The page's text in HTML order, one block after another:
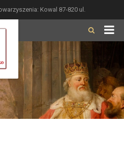
Kowal 87-820 ul.